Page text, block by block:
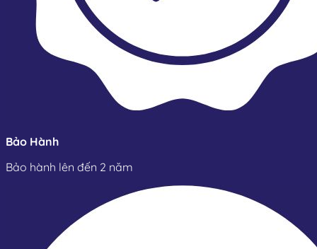
Bảo Hành
Bảo hành lên đến 2 năm